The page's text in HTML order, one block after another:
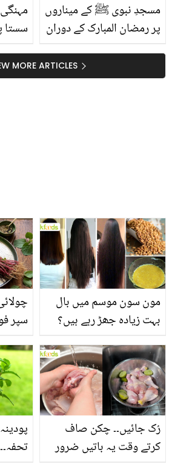
سستا
جس
چینی
مسجدِ نبوی ﷺ کے میناروں
پر رمضان المبارک کے دوران
حقیقت کیا ہے؟ جانیں
قدیم راز
MORE ARTICLES
سپر
سے
فائدے
مون سون موسم میں بال
بہت زیادہ جھڑ رہے ہیں؟
بنانے کے چند قدرتی طریقے
رُک جائیں۔۔ چکن صاف
کرتے وقت یہ باتیں ضرور